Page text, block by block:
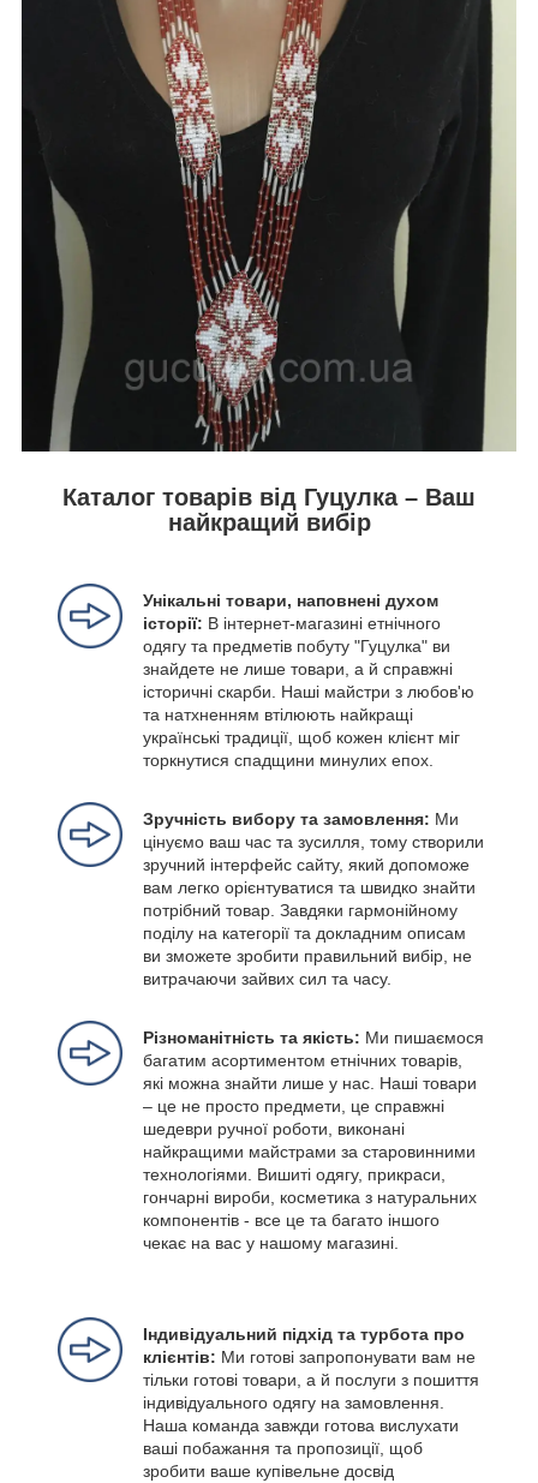
Каталог товарів від Гуцулка – Ваш
найкращий вибір
Унікальні товари, наповнені духом
історії: В інтернет-магазині етнічного
одягу та предметів побуту "Гуцулка" ви
знайдете не лише товари, а й справжні
історичні скарби. Наші майстри з любов'ю
та натхненням втілюють найкращі
українські традиції, щоб кожен клієнт міг
торкнутися спадщини минулих епох.
Зручність вибору та замовлення: Ми
цінуємо ваш час та зусилля, тому створили
зручний інтерфейс сайту, який допоможе
вам легко орієнтуватися та швидко знайти
потрібний товар. Завдяки гармонійному
поділу на категорії та докладним описам
ви зможете зробити правильний вибір, не
витрачаючи зайвих сил та часу.
Різноманітність та якість: Ми пишаємося
багатим асортиментом етнічних товарів,
які можна знайти лише у нас. Наші товари
– це не просто предмети, це справжні
шедеври ручної роботи, виконані
найкращими майстрами за старовинними
технологіями. Вишиті одягу, прикраси,
гончарні вироби, косметика з натуральних
компонентів - все це та багато іншого
чекає на вас у нашому магазині.
Індивідуальний підхід та турбота про
клієнтів: Ми готові запропонувати вам не
тільки готові товари, а й послуги з пошиття
індивідуального одягу на замовлення.
Наша команда завжди готова вислухати
ваші побажання та пропозиції, щоб
зробити ваше купівельне досвід